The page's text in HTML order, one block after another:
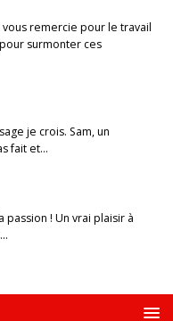
remercie pour le travail
surmonter ces
je crois. Sam, un
fait et…
! Un vrai plaisir à